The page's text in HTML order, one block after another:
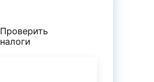
Проверить
налоги